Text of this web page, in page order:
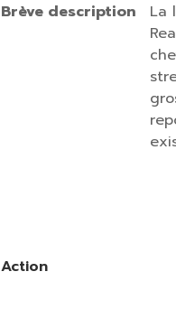
Brève description
La
Action